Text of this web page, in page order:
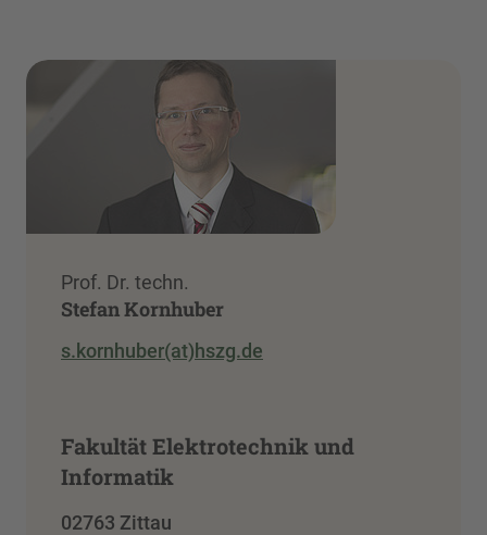
Prof. Dr. techn.
Stefan Kornhuber
s.kornhuber(at)hszg.de
Fakultät Elektrotechnik und
Informatik
02763 Zittau